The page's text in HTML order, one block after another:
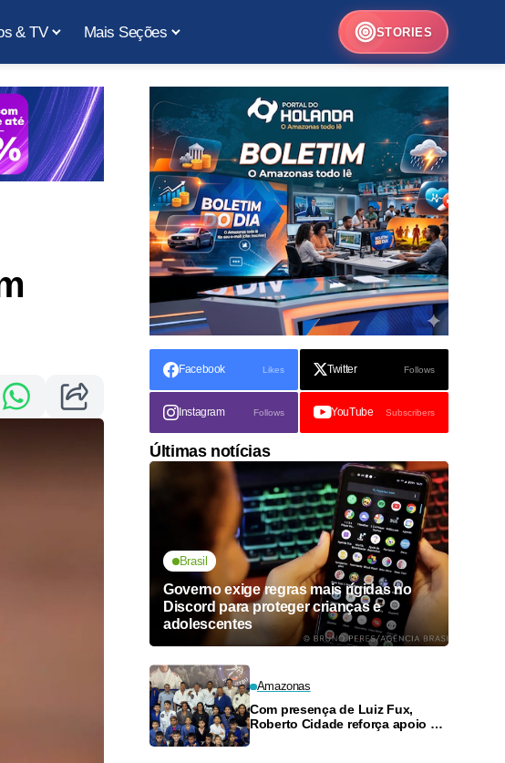
& TV Mais Seções STORIES
Facebook Likes Twitter Follows
Instagram Follows YouTube Subscribers
Últimas notícias
Brasil
Governo exige regras mais rígidas no
Discord para proteger crianças e
adolescentes
Amazonas
Com presença de Luiz Fux,
Roberto Cidade reforça apoio a